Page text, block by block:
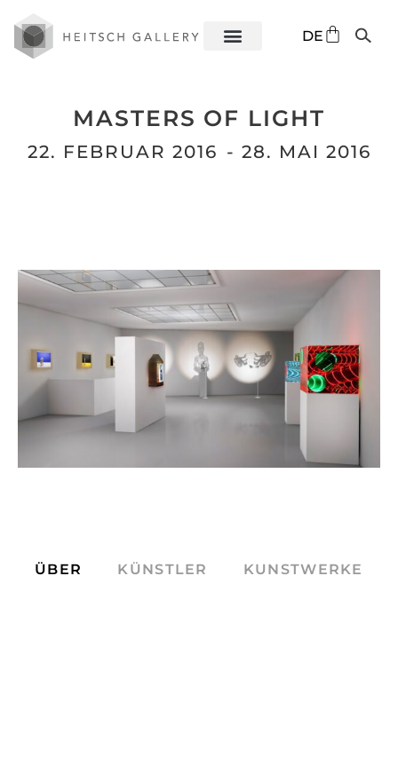
DE
ES
MASTERS OF LIGHT
22. FEBRUAR 2016 - 28. MAI 2016
ÜBER KÜNSTLER KUNSTWERKE